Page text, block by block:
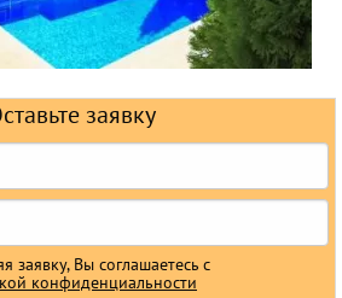
заявку
заявку, Вы соглашаетесь с
конфиденциальности